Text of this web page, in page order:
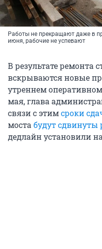
Работы не прекращают даже в
июня, рабочие не успевают
В результате ремонта
вскрываются новые
утреннем
мая, глава
связи с этимсроки
мостабудут сдвинуты
дедлайн установили